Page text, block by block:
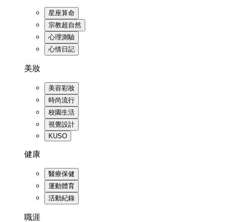
星座算命
宗教超自然
心理測驗
心情日記
美妝
美容彩妝
時尚流行
校園生活
視覺設計
KUSO
健康
醫療保健
運動體育
活動紀錄
職涯